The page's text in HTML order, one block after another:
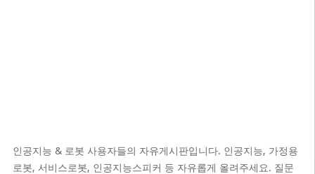
인공지능 & 로봇 사용자들의 자유게시판입니다. 인공지능, 가정용
로봇, 서비스로봇, 인공지능스피커 등 자유롭게 올려주세요. 질문